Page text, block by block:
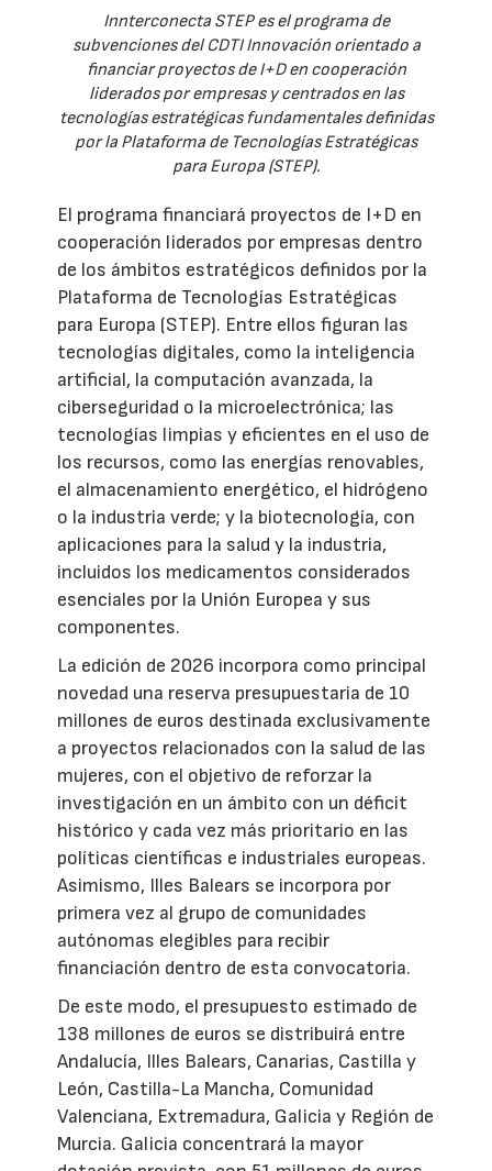
Innterconecta STEP es el programa de
subvenciones del CDTI Innovación orientado a
financiar proyectos de I+D en cooperación
liderados por empresas y centrados en las
tecnologías estratégicas fundamentales definidas
por la Plataforma de Tecnologías Estratégicas
para Europa (STEP).
El programa financiará proyectos de I+D en
cooperación liderados por empresas dentro
de los ámbitos estratégicos definidos por la
Plataforma de Tecnologías Estratégicas
para Europa (STEP). Entre ellos figuran las
tecnologías digitales, como la inteligencia
artificial, la computación avanzada, la
ciberseguridad o la microelectrónica; las
tecnologías limpias y eficientes en el uso de
los recursos, como las energías renovables,
el almacenamiento energético, el hidrógeno
o la industria verde; y la biotecnología, con
aplicaciones para la salud y la industria,
incluidos los medicamentos considerados
esenciales por la Unión Europea y sus
componentes.
La edición de 2026 incorpora como principal
novedad una reserva presupuestaria de 10
millones de euros destinada exclusivamente
a proyectos relacionados con la salud de las
mujeres, con el objetivo de reforzar la
investigación en un ámbito con un déficit
histórico y cada vez más prioritario en las
políticas científicas e industriales europeas.
Asimismo, Illes Balears se incorpora por
primera vez al grupo de comunidades
autónomas elegibles para recibir
financiación dentro de esta convocatoria.
De este modo, el presupuesto estimado de
138 millones de euros se distribuirá entre
Andalucía, Illes Balears, Canarias, Castilla y
León, Castilla-La Mancha, Comunidad
Valenciana, Extremadura, Galicia y Región de
Murcia. Galicia concentrará la mayor